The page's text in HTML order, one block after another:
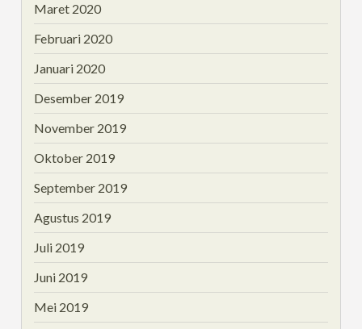
Maret 2020
Februari 2020
Januari 2020
Desember 2019
November 2019
Oktober 2019
September 2019
Agustus 2019
Juli 2019
Juni 2019
Mei 2019